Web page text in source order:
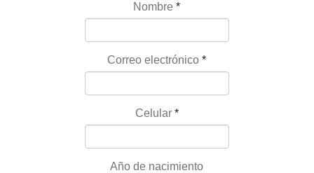
Nombre*
Correo electrónico*
Celular *
Año de nacimiento